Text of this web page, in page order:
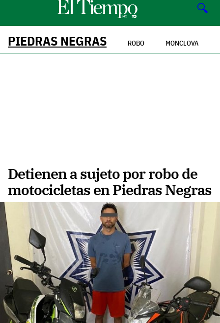
🔍
PIEDRAS NEGRAS ROBO MONCLOVA
Detienen a sujeto por robo de
motocicletas en Piedras Negras